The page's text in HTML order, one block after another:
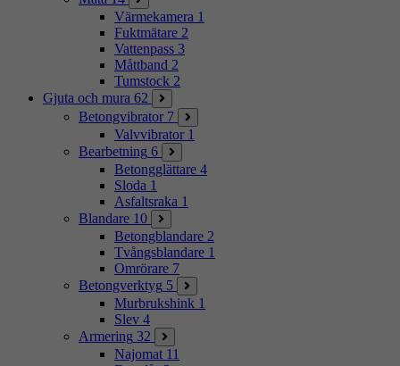
Värmekamera 1
Fuktmätare 2
Vattenpass 3
Måttband 2
Tumstock 2
Gjuta och mura 62
Betongvibrator 7
Valvvibrator 1
Bearbetning 6
Betongglättare 4
Sloda 1
Asfaltsraka 1
Blandare 10
Betongblandare 2
Tvångsblandare 1
Omrörare 7
Betongverktyg 5
Murbrukshink 1
Slev 4
Armering 32
Najomat 11